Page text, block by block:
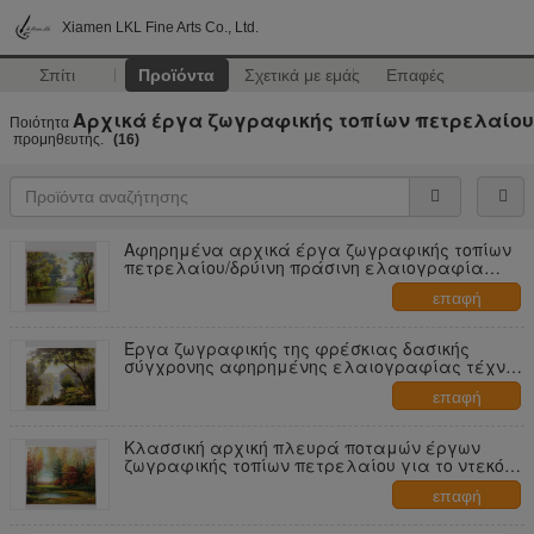
Xiamen LKL Fine Arts Co., Ltd.
Σπίτι Προϊόντα Σχετικά με εμάς Επαφές
Ποιότητα Αρχικά έργα ζωγραφικής τοπίων πετρελαίου
προμηθευτής. (16)
Αφηρημένα αρχικά έργα ζωγραφικής τοπίων
πετρελαίου/δρύινη πράσινη ελαιογραφία
επαφή
Έργα ζωγραφικής της φρέσκιας δασικής
σύγχρονης αφηρημένης ελαιογραφίας τέχνης
επαφή
Κλασσική αρχική πλευρά ποταμών έργων
ζωγραφικής τοπίων πετρελαίου για το ντεκόρ
επαφή